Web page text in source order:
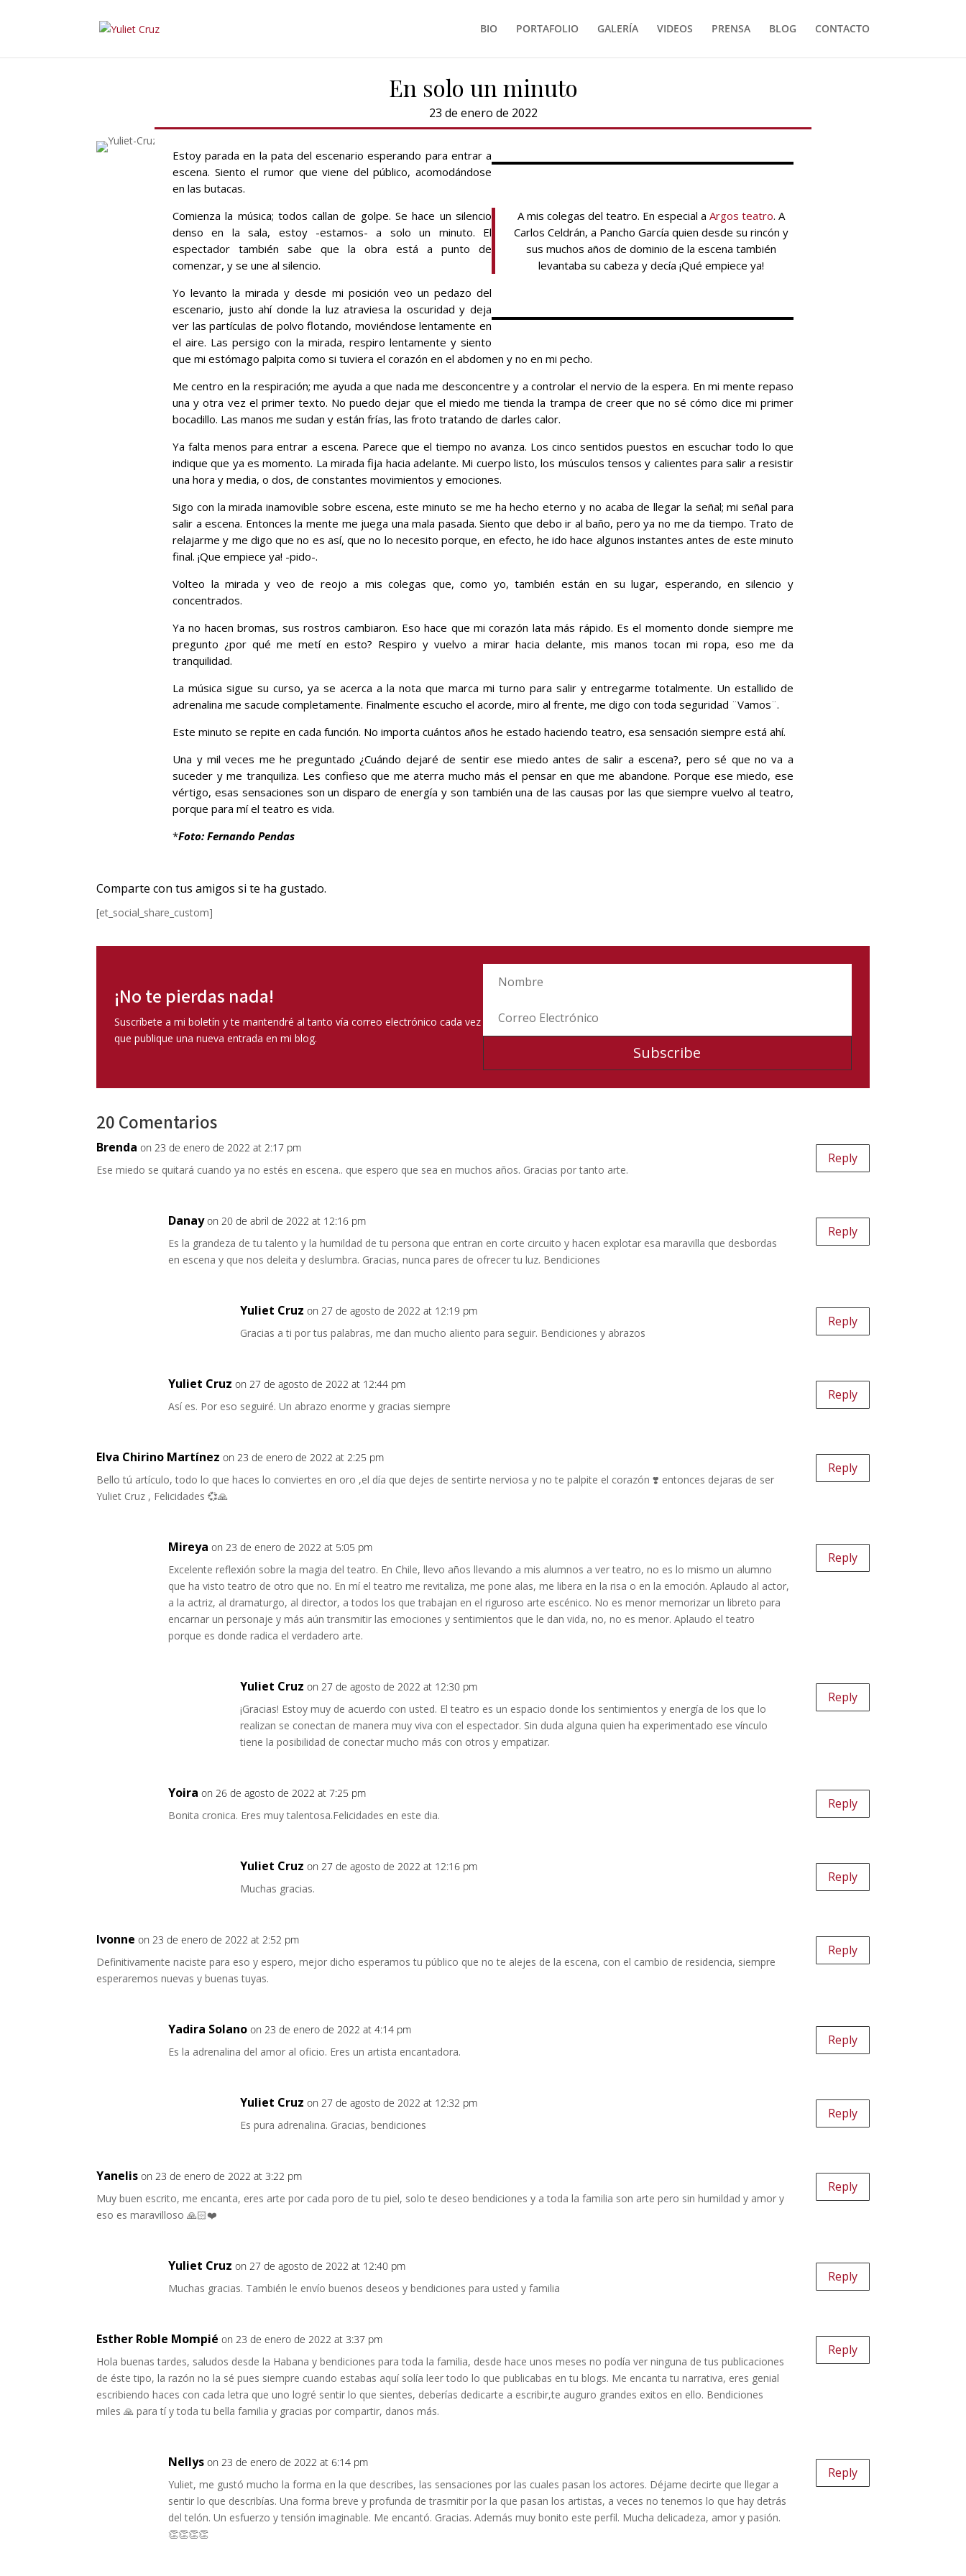
BIO PORTAFOLIO GALERÍA VIDEOS PRENSA BLOG CONTACTO
En solo un minuto
23 de enero de 2022
A mis colegas del teatro. En especial aArgos teatro. A
Carlos Celdrán, a Pancho García quien desde su rincón y
sus muchos años de dominio de la escena también
levantaba su cabeza y decía ¡Qué empiece ya!
Estoy parada en la pata del escenario esperando para entrar a
escena. Siento el rumor que viene del público, acomodándose
en las butacas.
Comienza la música; todos callan de golpe. Se hace un silencio
denso en la sala, estoy -estamos- a solo un minuto. El
espectador también sabe que la obra está a punto de
comenzar, y se une al silencio.
Yo levanto la mirada y desde mi posición veo un pedazo del
escenario, justo ahí donde la luz atraviesa la oscuridad y deja
ver las partículas de polvo flotando, moviéndose lentamente en
el aire. Las persigo con la mirada, respiro lentamente y siento
que mi estómago palpita como si tuviera el corazón en el abdomen y no en mi pecho.
Me centro en la respiración; me ayuda a que nada me desconcentre y a controlar el nervio de la espera. En mi mente repaso
una y otra vez el primer texto. No puedo dejar que el miedo me tienda la trampa de creer que no sé cómo dice mi primer
bocadillo. Las manos me sudan y están frías, las froto tratando de darles calor.
Ya falta menos para entrar a escena. Parece que el tiempo no avanza. Los cinco sentidos puestos en escuchar todo lo que
indique que ya es momento. La mirada fija hacia adelante. Mi cuerpo listo, los músculos tensos y calientes para salir a resistir
una hora y media, o dos, de constantes movimientos y emociones.
Sigo con la mirada inamovible sobre escena, este minuto se me ha hecho eterno y no acaba de llegar la señal; mi señal para
salir a escena. Entonces la mente me juega una mala pasada. Siento que debo ir al baño, pero ya no me da tiempo. Trato de
relajarme y me digo que no es así, que no lo necesito porque, en efecto, he ido hace algunos instantes antes de este minuto
final. ¡Que empiece ya! -pido-.
Volteo la mirada y veo de reojo a mis colegas que, como yo, también están en su lugar, esperando, en silencio y
concentrados.
Ya no hacen bromas, sus rostros cambiaron. Eso hace que mi corazón lata más rápido. Es el momento donde siempre me
pregunto ¿por qué me metí en esto? Respiro y vuelvo a mirar hacia delante, mis manos tocan mi ropa, eso me da
tranquilidad.
La música sigue su curso, ya se acerca a la nota que marca mi turno para salir y entregarme totalmente. Un estallido de
adrenalina me sacude completamente. Finalmente escucho el acorde, miro al frente, me digo con toda seguridad ¨Vamos¨.
Este minuto se repite en cada función. No importa cuántos años he estado haciendo teatro, esa sensación siempre está ahí.
Una y mil veces me he preguntado ¿Cuándo dejaré de sentir ese miedo antes de salir a escena?, pero sé que no va a
suceder y me tranquiliza. Les confieso que me aterra mucho más el pensar en que me abandone. Porque ese miedo, ese
vértigo, esas sensaciones son un disparo de energía y son también una de las causas por las que siempre vuelvo al teatro,
porque para mí el teatro es vida.
*Foto: Fernando Pendas
Comparte con tus amigos si te ha gustado.
[et_social_share_custom]
¡No te pierdas nada!
Suscríbete a mi boletín y te mantendré al tanto vía correo electrónico cada vez
que publique una nueva entrada en mi blog.
Subscribe
20 Comentarios
Brenda on 23 de enero de 2022 at 2:17 pm
Ese miedo se quitará cuando ya no estés en escena.. que espero que sea en muchos años. Gracias por tanto arte.
Reply
Danay on 20 de abril de 2022 at 12:16 pm
Es la grandeza de tu talento y la humildad de tu persona que entran en corte circuito y hacen explotar esa maravilla que desbordas
en escena y que nos deleita y deslumbra. Gracias, nunca pares de ofrecer tu luz. Bendiciones
Reply
Yuliet Cruz on 27 de agosto de 2022 at 12:19 pm
Gracias a ti por tus palabras, me dan mucho aliento para seguir. Bendiciones y abrazos
Reply
Yuliet Cruz on 27 de agosto de 2022 at 12:44 pm
Así es. Por eso seguiré. Un abrazo enorme y gracias siempre
Reply
Elva Chirino Martínez on 23 de enero de 2022 at 2:25 pm
Bello tú artículo, todo lo que haces lo conviertes en oro ,el día que dejes de sentirte nerviosa y no te palpite el corazón ❣️ entonces dejaras de ser
Yuliet Cruz , Felicidades 💞🙏
Reply
Mireya on 23 de enero de 2022 at 5:05 pm
Excelente reflexión sobre la magia del teatro. En Chile, llevo años llevando a mis alumnos a ver teatro, no es lo mismo un alumno
que ha visto teatro de otro que no. En mí el teatro me revitaliza, me pone alas, me libera en la risa o en la emoción. Aplaudo al actor,
a la actriz, al dramaturgo, al director, a todos los que trabajan en el riguroso arte escénico. No es menor memorizar un libreto para
encarnar un personaje y más aún transmitir las emociones y sentimientos que le dan vida, no, no es menor. Aplaudo el teatro
porque es donde radica el verdadero arte.
Reply
Yuliet Cruz on 27 de agosto de 2022 at 12:30 pm
¡Gracias! Estoy muy de acuerdo con usted. El teatro es un espacio donde los sentimientos y energía de los que lo
realizan se conectan de manera muy viva con el espectador. Sin duda alguna quien ha experimentado ese vínculo
tiene la posibilidad de conectar mucho más con otros y empatizar.
Reply
Yoira on 26 de agosto de 2022 at 7:25 pm
Bonita cronica. Eres muy talentosa.Felicidades en este dia.
Reply
Yuliet Cruz on 27 de agosto de 2022 at 12:16 pm
Muchas gracias.
Reply
Ivonne on 23 de enero de 2022 at 2:52 pm
Definitivamente naciste para eso y espero, mejor dicho esperamos tu público que no te alejes de la escena, con el cambio de residencia, siempre
esperaremos nuevas y buenas tuyas.
Reply
Yadira Solano on 23 de enero de 2022 at 4:14 pm
Es la adrenalina del amor al oficio. Eres un artista encantadora.
Reply
Yuliet Cruz on 27 de agosto de 2022 at 12:32 pm
Es pura adrenalina. Gracias, bendiciones
Reply
Yanelis on 23 de enero de 2022 at 3:22 pm
Muy buen escrito, me encanta, eres arte por cada poro de tu piel, solo te deseo bendiciones y a toda la familia son arte pero sin humildad y amor y
eso es maravilloso 🙏🏻❤️
Reply
Yuliet Cruz on 27 de agosto de 2022 at 12:40 pm
Muchas gracias. También le envío buenos deseos y bendiciones para usted y familia
Reply
Esther Roble Mompié on 23 de enero de 2022 at 3:37 pm
Hola buenas tardes, saludos desde la Habana y bendiciones para toda la familia, desde hace unos meses no podía ver ninguna de tus publicaciones
de éste tipo, la razón no la sé pues siempre cuando estabas aquí solía leer todo lo que publicabas en tu blogs. Me encanta tu narrativa, eres genial
escribiendo haces con cada letra que uno logré sentir lo que sientes, deberías dedicarte a escribir,te auguro grandes exitos en ello. Bendiciones
miles 🙏 para tí y toda tu bella familia y gracias por compartir, danos más.
Reply
Nellys on 23 de enero de 2022 at 6:14 pm
Yuliet, me gustó mucho la forma en la que describes, las sensaciones por las cuales pasan los actores. Déjame decirte que llegar a
sentir lo que describías. Una forma breve y profunda de trasmitir por la que pasan los artistas, a veces no tenemos lo que hay detrás
del telón. Un esfuerzo y tensión imaginable. Me encantó. Gracias. Además muy bonito este perfil. Mucha delicadeza, amor y pasión.
👏👏👏👏
Reply